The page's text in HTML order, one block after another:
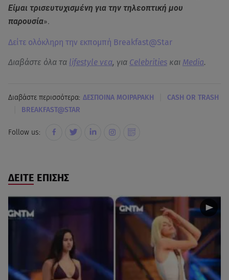
Είμαι τρισευτυχισμένη για την τηλεοπτική μου
παρουσία».
Δείτε ολόκληρη την εκπομπή Breakfast@Star
Διαβάστε όλα τα lifestyle νεα, για Celebrities και Media.
Διαβάστε περισσότερα: ΔΕΣΠΟΙΝΑ ΜΟΙΡΑΡΑΚΗ CASH OR TRASH
BREAKFAST@STAR
Follow us:
ΔΕΙΤΕ ΕΠΙΣΗΣ